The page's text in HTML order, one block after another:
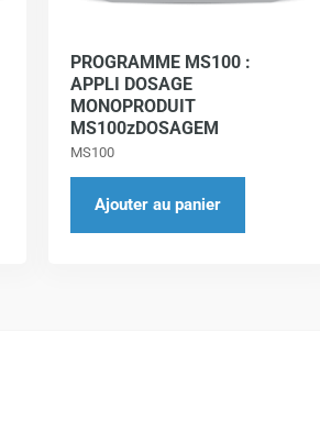
PROGRAMME MS100 :
APPLI DOSAGE
MONOPRODUIT
MS100zDOSAGEM
MS100
Ajouter au panier